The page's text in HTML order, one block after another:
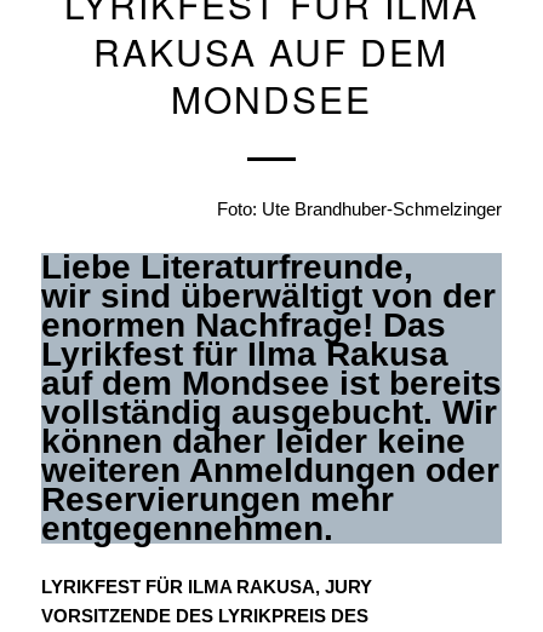
RAKUSA AUF DEM
MONDSEE
Foto: Ute Brandhuber-Schmelzinger
Liebe Literaturfreunde,
wir sind überwältigt von der
enormen Nachfrage! Das
Lyrikfest für Ilma Rakusa
auf dem Mondsee ist bereits
vollständig ausgebucht. Wir
können daher leider keine
weiteren Anmeldungen oder
Reservierungen mehr
entgegennehmen.
LYRIKFEST FÜR ILMA RAKUSA, JURY
VORSITZENDE DES LYRIKPREIS DES